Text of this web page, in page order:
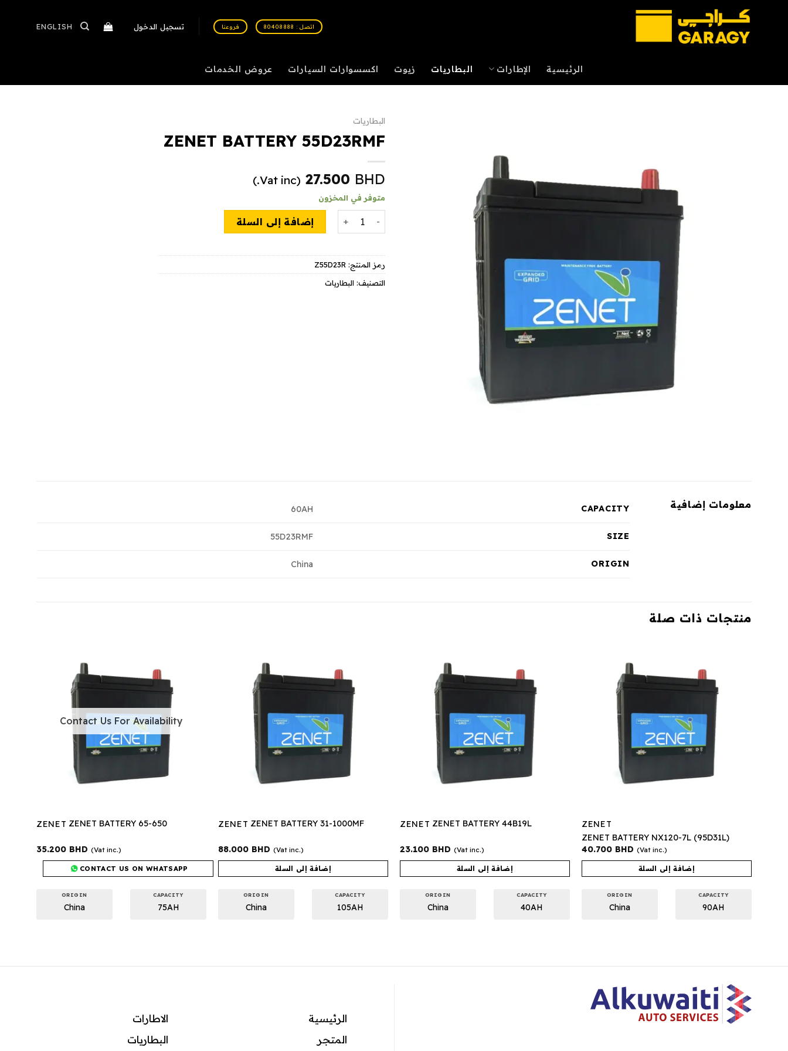
اتصل : 80408888 فروعنا تسجيل الدخول ENGLISH
الرئيسية الإطارات البطاريات زيوت اكسسوارات السيارات عروض الخدمات
البطاريات
ZENET BATTERY 55D23RMF
27.500 BHD
(Vat inc.)
متوفر في المخزون
إضافة إلى السلة
رمز المنتج: Z55D23R
التصنيف: البطاريات
معلومات إضافية CAPACITY
60AH
SIZE
55D23RMF
ORIGIN
China
منتجات ذات صلة
ZENET
ZENET BATTERY NX120-7L (95D31L)
40.700 BHD (Vat inc.)
إضافة إلى السلة
CAPACITY
90AH
ORIGIN
China
ZENET ZENET BATTERY 44B19L
23.100 BHD (Vat inc.)
إضافة إلى السلة
CAPACITY
40AH
ORIGIN
China
ZENET ZENET BATTERY 31-1000MF
88.000 BHD (Vat inc.)
إضافة إلى السلة
CAPACITY
105AH
ORIGIN
China
Contact Us For Availability
ZENET ZENET BATTERY 65-650
35.200 BHD (Vat inc.)
CONTACT US ON WHATSAPP
CAPACITY
75AH
ORIGIN
China
الرئيسية
المتجر
الاطارات
البطاريات